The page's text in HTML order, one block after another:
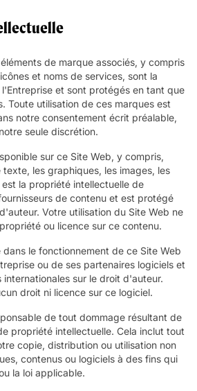
éléments de marque associés, y compris
et noms de services, sont la
et sont protégés en tant que
Toute utilisation de ces marques est
notre consentement écrit préalable,
seule discrétion.
sur ce Site Web, y compris,
texte, les graphiques, les images, les
la propriété intellectuelle de
de contenu et est protégé
Votre utilisation du Site Web ne
ou licence sur ce contenu.
dans le fonctionnement de ce Site Web
ou de ses partenaires logiciels et
sur le droit d'auteur.
droit ni licence sur ce logiciel.
de tout dommage résultant de
propriété intellectuelle. Cela inclut tout
copie, distribution ou utilisation non
contenus ou logiciels à des fins qui
la loi applicable.